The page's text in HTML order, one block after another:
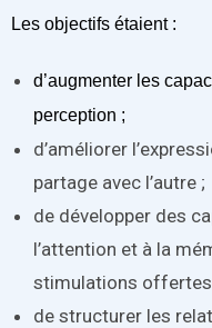
Les objectifs étaient :
d’augmenter les
perception ;
d’améliorer
partage avec l’autre ;
de développer des
l’attention et à la
stimulations offertes
de structurer les